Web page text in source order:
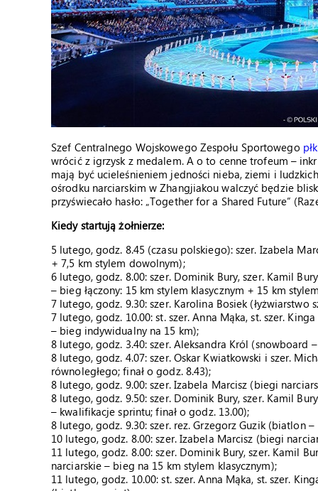
Szef Centralnego Wojskowego Zespołu Sportowego
wrócić z igrzysk z medalem. A o to cenne trofeum –
mają być ucieleśnieniem jedności nieba, ziemi i
ośrodku narciarskim w Zhangjiakou walczyć będzie
przyświecało hasło: „Together for a Shared Future”
Kiedy startują żołnierze:
5 lutego, godz. 8.45 (czasu polskiego): szer. Izabela
+ 7,5 km stylem dowolnym);
6 lutego, godz. 8.00: szer. Dominik Bury, szer. Kamil
– bieg łączony: 15 km stylem klasycznym + 15 km
7 lutego, godz. 9.30: szer. Karolina Bosiek (łyżwiarstwo
7 lutego, godz. 10.00: st. szer. Anna Mąka, st. szer.
– bieg indywidualny na 15 km);
8 lutego, godz. 3.40: szer. Aleksandra Król (snowboard
8 lutego, godz. 4.07: szer. Oskar Kwiatkowski i szer.
równoległego; finał o godz. 8.43);
8 lutego, godz. 9.00: szer. Izabela Marcisz (biegi
8 lutego, godz. 9.50: szer. Dominik Bury, szer. Kamil
– kwalifikacje sprintu; finał o godz. 13.00);
8 lutego, godz. 9.30: szer. rez. Grzegorz Guzik (biatlon
10 lutego, godz. 8.00: szer. Izabela Marcisz (biegi
11 lutego, godz. 8.00: szer. Dominik Bury, szer. Kamil
narciarskie – bieg na 15 km stylem klasycznym);
11 lutego, godz. 10.00: st. szer. Anna Mąka, st. szer.